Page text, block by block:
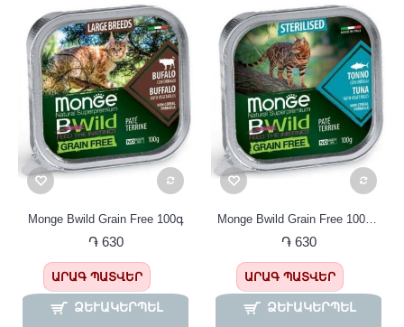
Monge Bwild Grain Free 100գ
֏ 630
ԱՐԱԳ ՊԱՏՎԵՐ
ՁԵՒԱԿԵՐՊԵԼ Պ
֏ 630
ԱՐԱԳ ՊԱՏՎԵՐ
ՁԵՒԱԿԵՐՊԵԼ Պ